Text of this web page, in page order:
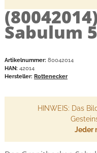
Sabulum
Artikelnummer: 80042014
HAN: 42014
Hersteller: Rottenecker
HINWEIS: Das
Jeder